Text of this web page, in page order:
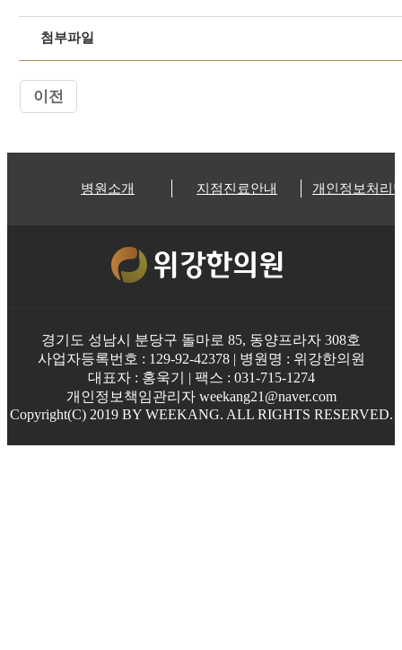
첨부파일
이전
병원소개 지점진료안내 개인정보처리
경기도 성남시 분당구 돌마로 85, 동양프라자 308호
사업자등록번호 : 129-92-42378 | 병원명 : 위강한의원
대표자 : 홍욱기 | 팩스 : 031-715-1274
개인정보책임관리자 weekang21@naver.com
Copyright(C) 2019 BY WEEKANG. ALL RIGHTS RESERVED.